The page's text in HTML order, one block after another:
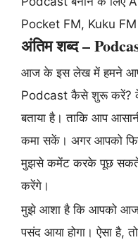
Pocket FM, Kuku FM
अंतिम शब्द –
आज के इस लेख में हमने
Podcast कैसे शुरू करें? के
बताया है। ताकि आप
कमा सकें। अगर आपको फिर
मुझसे कमेंट करके पूछ सकते
करेंगे।
मुझे आशा है कि आपको
पसंद आया होगा। ऐसा है,